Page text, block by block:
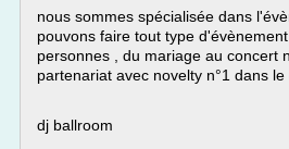
nous sommes spécialisée dans
pouvons faire tout type
personnes , du mariage au concert
partenariat avec novelty n°1 dans le
dj ballroom